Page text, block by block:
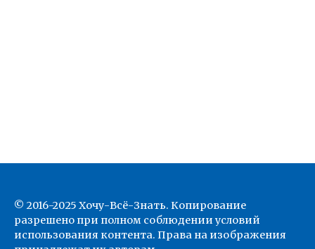
© 2016-2025 Хочу-Всё-Знать. Копирование
разрешено при полном соблюдении условий
использования контента. Права на изображения